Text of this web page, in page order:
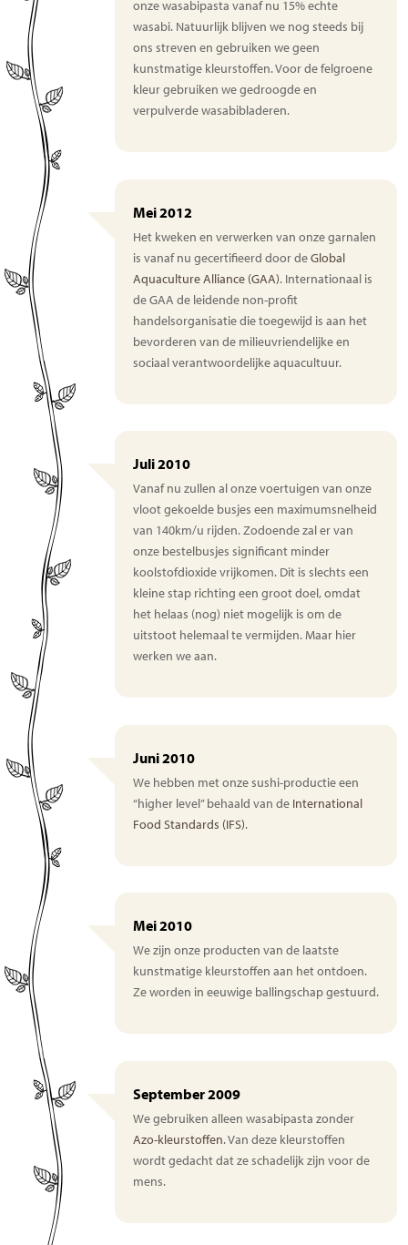
onze wasabipasta vanaf nu 15% echte
wasabi. Natuurlijk blijven we nog steeds bij
ons streven en gebruiken we geen
kunstmatige kleurstoffen. Voor de felgroene
kleur gebruiken we gedroogde en
verpulverde wasabibladeren.
Mei 2012
Het kweken en verwerken van onze garnalen
is vanaf nu gecertifieerd door deGlobal
Aquaculture Alliance (GAA). Internationaal is
de GAA de leidende non-profit
handelsorganisatie die toegewijd is aan het
bevorderen van de milieuvriendelijke en
sociaal verantwoordelijke aquacultuur.
Juli 2010
Vanaf nu zullen al onze voertuigen van onze
vloot gekoelde busjes een maximumsnelheid
van 140km/u rijden. Zodoende zal er van
onze bestelbusjes significant minder
koolstofdioxide vrijkomen. Dit is slechts een
kleine stap richting een groot doel, omdat
het helaas (nog) niet mogelijk is om de
uitstoot helemaal te vermijden. Maar hier
werken we aan.
Juni 2010
We hebben met onze sushi-productie een
“higher level” behaald van de International
Food Standards (IFS).
Mei 2010
We zijn onze producten van de laatste
kunstmatige kleurstoffen aan het ontdoen.
Ze worden in eeuwige ballingschap gestuurd.
September 2009
We gebruiken alleen wasabipasta zonder
Azo-kleurstoffen. Van deze kleurstoffen
wordt gedacht dat ze schadelijk zijn voor de
mens.